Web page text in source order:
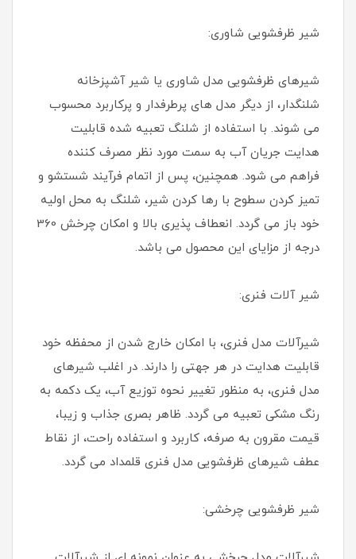
شیر ظرفشویی شاوری:
شیرهای ظرفشویی مدل شاوری یا شیر آشپزخانه
شلنگدار، از دیگر مدل های پرطرفدار و پرکاربرد محسوب
می شوند. با استفاده از شلنگ تعبیه شده قابلیت
هدایت جریان آب به سمت مورد نظر مصرف کننده
فراهم می شود. همچنین، پس از اتمام فرآیند شستشو و
تمیز کردن سطوح با رها کردن شیر، شلنگ به محل اولیه
خود باز می گردد. انعطاف پذیری بالا و امکان چرخش 360
درجه از مزایای این محصول می باشد.
شیر آلات فنری:
شیرآلات مدل فنری، با امکان خارج شدن از محفظه خود
قابلیت هدایت در هر جهتی را دارند. در اغلب شیرهای
مدل فنری، به منظور تغییر نحوه توزیع آب، یک دکمه به
رنگ مشکی تعبیه می گردد. ظاهر بصری جذاب و زیبا،
قیمت مقرون به صرفه، کاربرد و استفاده راحت، از نقاط
عطف شیرهای ظرفشویی مدل فنری قلمداد می گردد.
شیر ظرفشویی چرخشی: